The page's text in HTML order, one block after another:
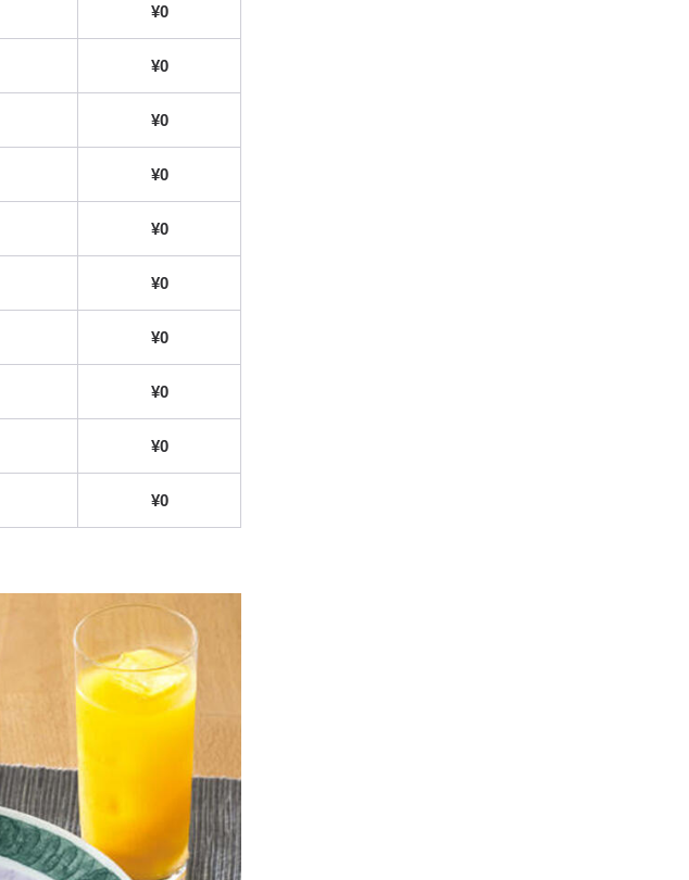
¥0
¥0
¥0
¥0
¥0
¥0
¥0
¥0
¥0
¥0